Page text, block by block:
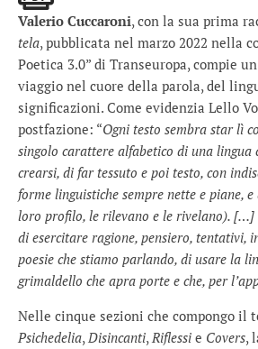
Valerio Cuccaroni, con la sua prima
tela, pubblicata nel marzo 2022 nella
Poetica 3.0” di Transeuropa, compie
viaggio nel cuore della parola, del
significazioni. Come evidenzia Lello
postfazione: “Ogni testo sembra star lì
singolo carattere alfabetico di una lingua
crearsi, di far tessuto e poi testo, con
forme linguistiche sempre nette e piane,
loro profilo, le rilevano e le rivelano). […]
di esercitare ragione, pensiero, tentativi,
poesie che stiamo parlando, di usare la
grimaldello che apra porte e che, per
Nelle cinque sezioni che compongo il
Psichedelia,Disincanti,Riflessi e Covers,